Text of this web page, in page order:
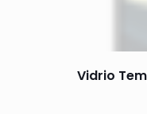
Vidrio